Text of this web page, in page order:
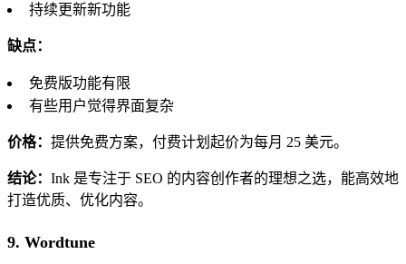
持续更新新功能
缺点：
免费版功能有限
有些用户觉得界面复杂
价格： 提供免费方案，付费计划起价为每月 25 美元。
结论： Ink 是专注于 SEO 的内容创作者的理想之选，能高效地
打造优质、优化内容。
9. Wordtune